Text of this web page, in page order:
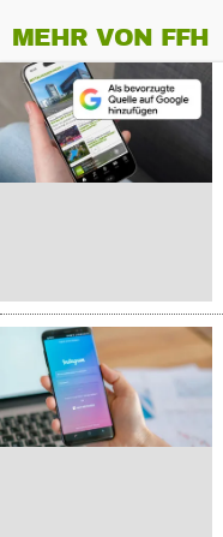
MEHR VON FFH